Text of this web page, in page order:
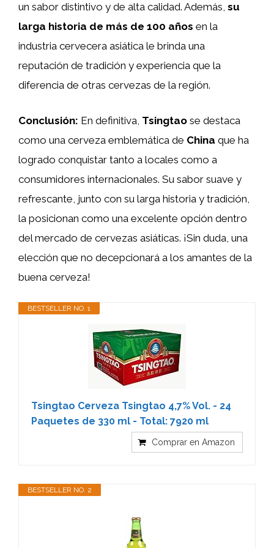
un sabor distintivo y de alta calidad. Además, su
larga historia de más de 100 años en la
industria cervecera asiática le brinda una
reputación de tradición y experiencia que la
diferencia de otras cervezas de la región.
Conclusión: En definitiva, Tsingtao se destaca
como una cerveza emblemática de China que ha
logrado conquistar tanto a locales como a
consumidores internacionales. Su sabor suave y
refrescante, junto con su larga historia y tradición,
la posicionan como una excelente opción dentro
del mercado de cervezas asiáticas. ¡Sin duda, una
elección que no decepcionará a los amantes de la
buena cerveza!
BESTSELLER NO. 1
Tsingtao Cerveza Tsingtao 4,7% Vol. - 24
Paquetes de 330 ml - Total: 7920 ml
Comprar en Amazon
BESTSELLER NO. 2